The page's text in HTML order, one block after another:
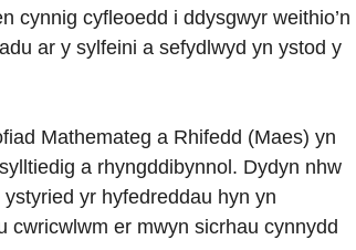
cynnig cyfleoedd i ddysgwyr weithio’n
ar y sylfeini a sefydlwyd yn ystod y
Mathemateg a Rhifedd (Maes) yn
a rhyngddibynnol. Dydyn nhw
yr hyfedreddau hyn yn
cwricwlwm er mwyn sicrhau cynnydd